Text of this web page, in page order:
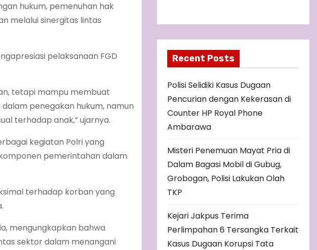
hukum, pemenuhan hak
melalui sinergitas lintas
pelaksanaan FGD
tetapi mampu membuat
penegakan hukum, namun
terhadap anak,” ujarnya.
kegiatan Polri yang
pemerintahan dalam
terhadap korban yang
mengungkapkan bahwa
sektor dalam menangani
Recent Posts
Polisi Selidiki Kasus Dugaan
Pencurian dengan Kekerasan di
Counter HP Royal Phone
Ambarawa
Misteri Penemuan Mayat Pria di
Dalam Bagasi Mobil di Gubug,
Grobogan, Polisi Lakukan Olah
TKP
Kejari Jakpus Terima
Perlimpahan 6 Tersangka Terkait
Kasus Dugaan Korupsi Tata